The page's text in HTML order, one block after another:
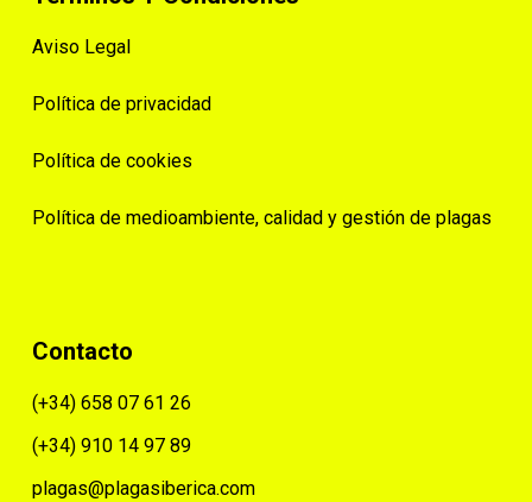
Aviso Legal
Política de privacidad
Política de cookies
Política de medioambiente, calidad y gestión de plagas
Contacto
(+34) 658 07 61 26
(+34) 910 14 97 89
plagas@plagasiberica.com